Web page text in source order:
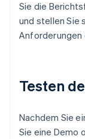
Sie die
und stellen Sie
Anforderungen
Testen
Nachdem Sie
Sie eine Demo